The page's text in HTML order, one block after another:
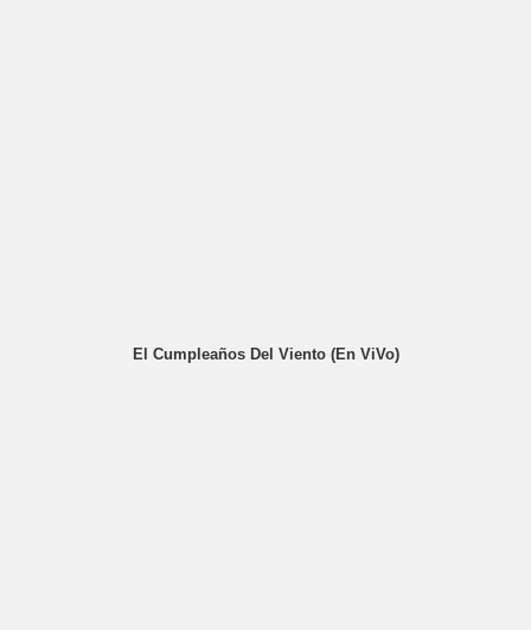
El Cumpleaños Del Viento (En ViVo)